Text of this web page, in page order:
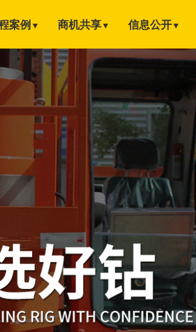
案例▼ 商机共享▼ 信息公开▼